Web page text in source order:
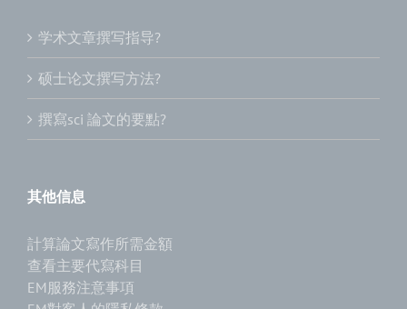
学术文章撰写指导?
硕士论文撰写方法?
撰寫sci 論文的要點?
其他信息
計算論文寫作所需金額
查看主要代寫科目
EM服務注意事項